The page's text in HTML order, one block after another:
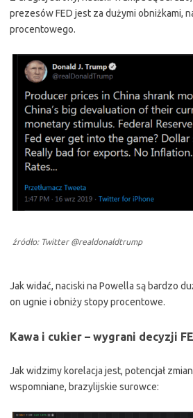
prezesów FED jest za dużymi obniżkami,
procentowego.
źródło: Twitter @realdonaldtrump
Jak widać, naciski na Powella są bardzo
on ugnie i obniży stopy procentowe.
Kawa i cukier – wygrani decyzji
Jak widzimy korelacja jest, potencjał
wspomniane, brazylijskie surowce: